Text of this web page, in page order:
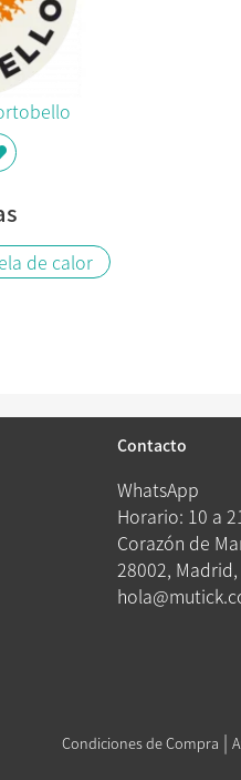
de calor
Contacto
WhatsApp
Horario: 10 a
Corazón de
28002,
Condiciones de Compra |